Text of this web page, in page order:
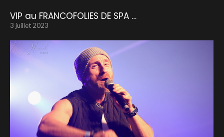
VIP au FRANCOFOLIES DE SPA …
3 juillet 2023